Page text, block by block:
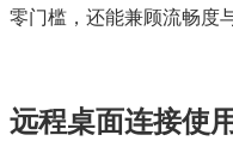
零门槛，还能兼顾流畅度
远程桌面连接使